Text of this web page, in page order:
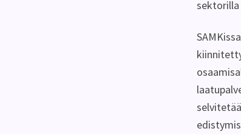
sektorilla